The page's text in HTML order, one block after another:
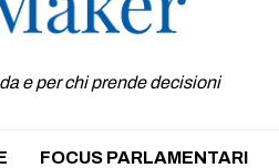
e per chi prende decisioni
FOCUS PARLAMENTARI